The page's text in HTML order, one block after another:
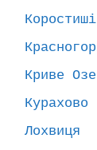
Криве
Курахово
Лохвиця